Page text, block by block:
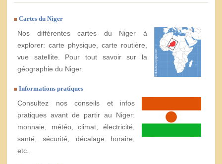
Cartes du Niger
Nos différentes cartes du Niger à
explorer: carte physique, carte routière,
vue satellite. Pour tout savoir sur la
géographie du Niger.
Informations pratiques
Consultez nos conseils et infos
pratiques avant de partir au Niger:
monnaie, météo, climat, électricité,
santé, sécurité, décalage horaire,
etc.